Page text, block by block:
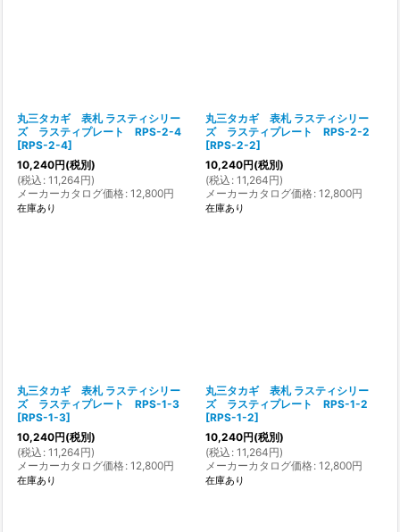
丸三タカギ 表札 ラスティシリー
ズ ラスティプレート RPS-2-4
[RPS-2-4]
10,240円(税別)
(税込 : 11,264円)
メーカーカタログ価格: 12,800円
在庫あり
丸三タカギ 表札 ラスティシリー
ズ ラスティプレート RPS-2-2
[RPS-2-2]
10,240円(税別)
(税込 : 11,264円)
メーカーカタログ価格: 12,800円
在庫あり
丸三タカギ 表札 ラスティシリー
ズ ラスティプレート RPS-1-3
[RPS-1-3]
10,240円(税別)
(税込 : 11,264円)
メーカーカタログ価格: 12,800円
在庫あり
丸三タカギ 表札 ラスティシリー
ズ ラスティプレート RPS-1-2
[RPS-1-2]
10,240円(税別)
(税込 : 11,264円)
メーカーカタログ価格: 12,800円
在庫あり